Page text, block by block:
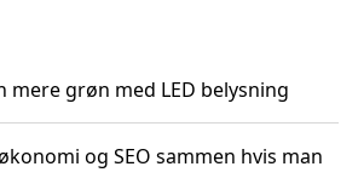
mere grøn med LED belysning
og SEO sammen hvis man